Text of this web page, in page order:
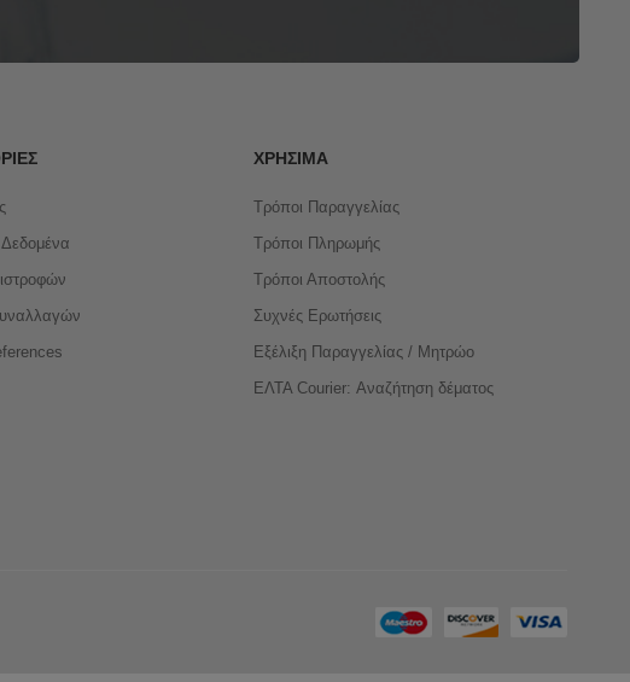
ΧΡΉΣΙΜΑ
Τρόποι Παραγγελίας
Τρόποι Πληρωμής
Τρόποι Αποστολής
Συχνές Ερωτήσεις
Εξέλιξη Παραγγελίας / Μητρώο
ΕΛΤΑ Courier: Αναζήτηση δέματος